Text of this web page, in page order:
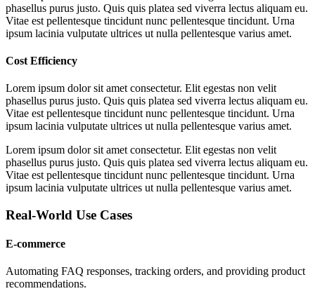
phasellus purus justo. Quis quis platea sed viverra lectus aliquam eu.
Vitae est pellentesque tincidunt nunc pellentesque tincidunt. Urna
ipsum lacinia vulputate ultrices ut nulla pellentesque varius amet.
Cost Efficiency
Lorem ipsum dolor sit amet consectetur. Elit egestas non velit
phasellus purus justo. Quis quis platea sed viverra lectus aliquam eu.
Vitae est pellentesque tincidunt nunc pellentesque tincidunt. Urna
ipsum lacinia vulputate ultrices ut nulla pellentesque varius amet.
Lorem ipsum dolor sit amet consectetur. Elit egestas non velit
phasellus purus justo. Quis quis platea sed viverra lectus aliquam eu.
Vitae est pellentesque tincidunt nunc pellentesque tincidunt. Urna
ipsum lacinia vulputate ultrices ut nulla pellentesque varius amet.
Real-World Use Cases
E-commerce
Automating FAQ responses, tracking orders, and providing product
recommendations.